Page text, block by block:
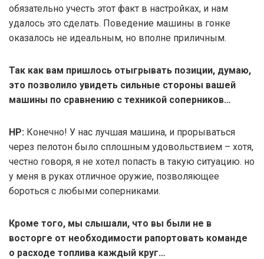
обязательно учесть этот факт в настройках, и нам
удалось это сделать. Поведение машины в гонке
оказалось не идеальным, но вполне приличным.
Так как вам пришлось отыгрывать позиции, думаю,
это позволило увидеть сильные стороны вашей
машины по сравнению с техникой соперников…
НР: Конечно! У нас лучшая машина, и прорываться
через пелотон было сплошным удовольствием – хотя,
честно говоря, я не хотел попасть в такую ситуацию. но
у меня в руках отличное оружие, позволяющее
бороться с любыми соперниками.
Кроме того, мы слышали, что вы были не в
восторге от необходимости рапортовать команде
о расходе топлива каждый круг…